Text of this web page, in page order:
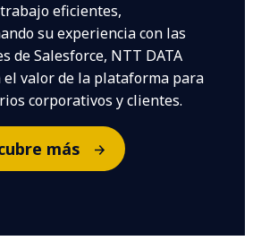
eficientes,
su experiencia con las
de Salesforce, NTT DATA
valor de la plataforma para
corporativos y clientes.
más